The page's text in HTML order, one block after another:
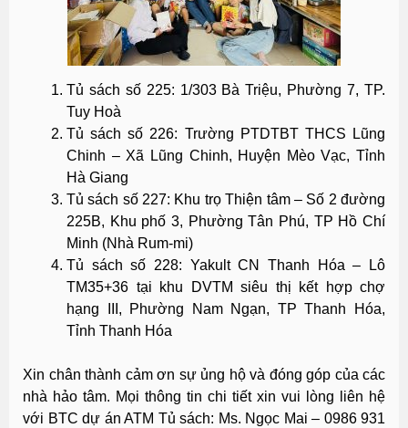
Tủ sách số 225: 1/303 Bà Triệu, Phường 7, TP.
Tuy Hoà
Tủ sách số 226: Trường PTDTBT THCS Lũng
Chinh – Xã Lũng Chinh, Huyện Mèo Vạc, Tỉnh
Hà Giang
Tủ sách số 227: Khu trọ Thiện tâm – Số 2 đường
225B, Khu phố 3, Phường Tân Phú, TP Hồ Chí
Minh (Nhà Rum-mi)
Tủ sách số 228: Yakult CN Thanh Hóa – Lô
TM35+36 tại khu DVTM siêu thị kết hợp chợ
hạng III, Phường Nam Ngạn, TP Thanh Hóa,
Tỉnh Thanh Hóa
Xin chân thành cảm ơn sự ủng hộ và đóng góp của các
nhà hảo tâm. Mọi thông tin chi tiết xin vui lòng liên hệ
với BTC dự án ATM Tủ sách: Ms. Ngọc Mai – 0986 931